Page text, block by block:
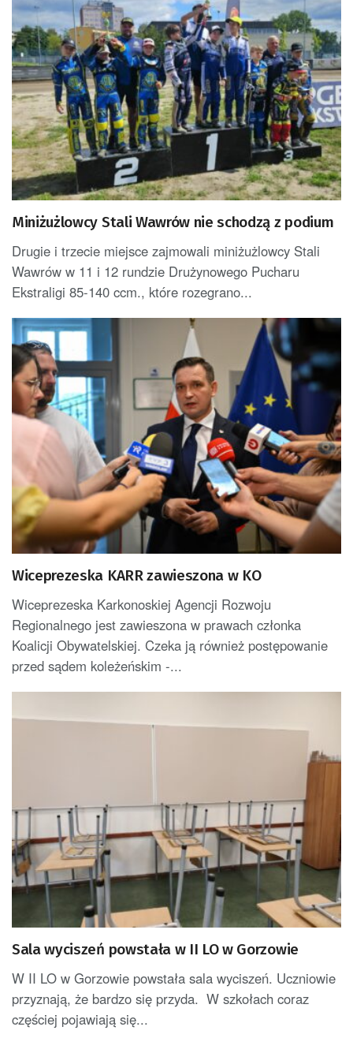
Miniżużlowcy Stali Wawrów nie schodzą z podium
Drugie i trzecie miejsce zajmowali miniżużlowcy Stali
Wawrów w 11 i 12 rundzie Drużynowego Pucharu
Ekstraligi 85-140 ccm., które rozegrano...
Wiceprezeska KARR zawieszona w KO
Wiceprezeska Karkonoskiej Agencji Rozwoju
Regionalnego jest zawieszona w prawach członka
Koalicji Obywatelskiej. Czeka ją również postępowanie
przed sądem koleżeńskim -...
Sala wyciszeń powstała w II LO w Gorzowie
W II LO w Gorzowie powstała sala wyciszeń. Uczniowie
przyznają, że bardzo się przyda. W szkołach coraz
częściej pojawiają się...